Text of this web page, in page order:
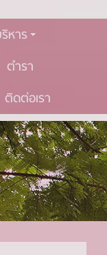
หาร
ตำรา
ติดต่อเรา